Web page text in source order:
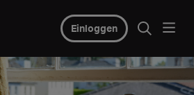
Einloggen